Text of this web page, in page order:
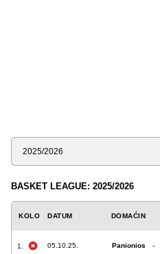
Sezona
BASKET LEAGUE: 2025/2026
KOLO DATUM DOMAĆIN
1. 05.10.25. Panionios -